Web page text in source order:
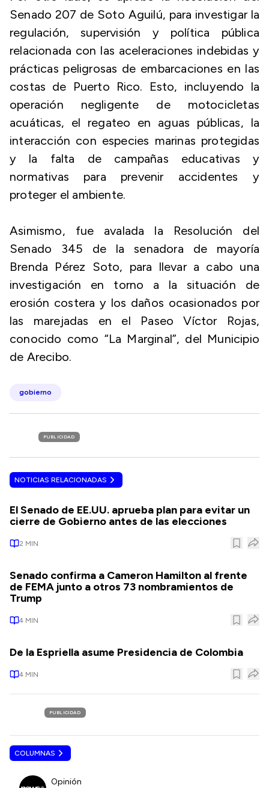
Senado 207 de Soto Aguilú, para investigar la
regulación, supervisión y política pública
relacionada con las aceleraciones indebidas y
prácticas peligrosas de embarcaciones en las
costas de Puerto Rico. Esto, incluyendo la
operación negligente de motocicletas
acuáticas, el regateo en aguas públicas, la
interacción con especies marinas protegidas
y la falta de campañas educativas y
normativas para prevenir accidentes y
proteger el ambiente.
Asimismo, fue avalada la Resolución del
Senado 345 de la senadora de mayoría
Brenda Pérez Soto, para llevar a cabo una
investigación en torno a la situación de
erosión costera y los daños ocasionados por
las marejadas en el Paseo Víctor Rojas,
conocido como “La Marginal”, del Municipio
de Arecibo.
gobierno
PUBLICIDAD
NOTICIAS RELACIONADAS
El Senado de EE.UU. aprueba plan para evitar un
cierre de Gobierno antes de las elecciones
2 MIN
Senado confirma a Cameron Hamilton al frente
de FEMA junto a otros 73 nombramientos de
Trump
4 MIN
De la Espriella asume Presidencia de Colombia
4 MIN
PUBLICIDAD
COLUMNAS
Opinión